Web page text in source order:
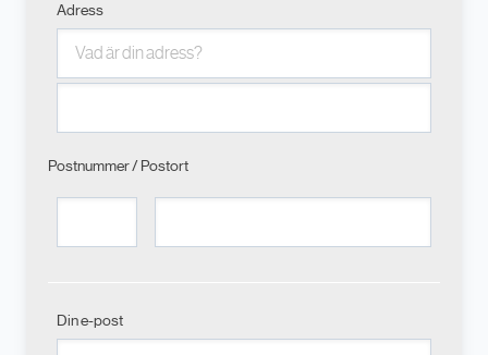
Adress
Postnummer / Postort
Din e-post